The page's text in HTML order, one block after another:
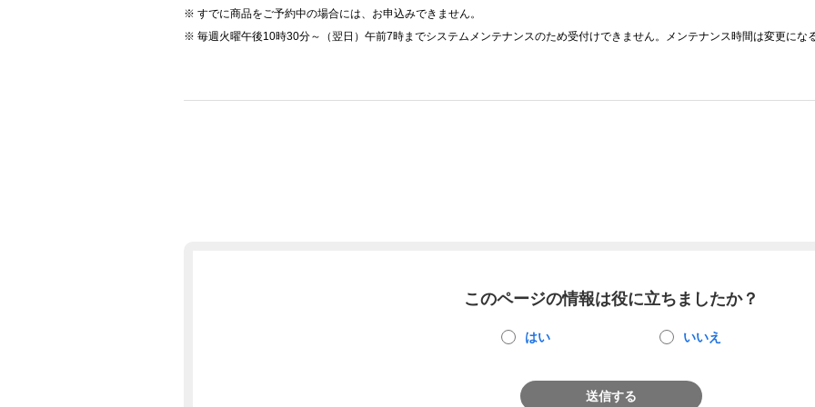
すでに商品をご予約中の場合には、お申込みできません。
毎週火曜午後10時30分～（翌日）午前7時までシステムメンテナンスのため受付けできません。メンテナンス時間は変更にな
このページの情報は役に立ちましたか？
はい いいえ
送信する